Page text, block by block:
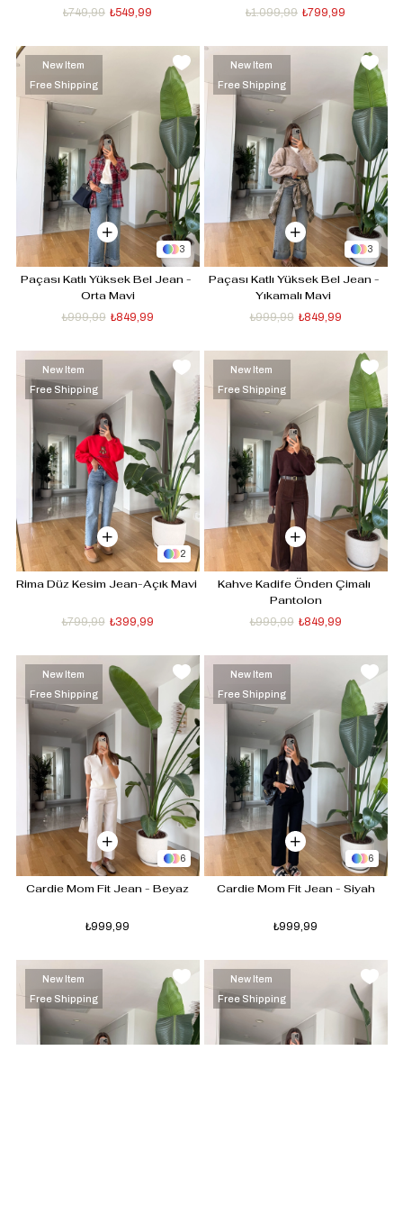
₺549,99
₺749,99 ₺799,99
₺1.099,99
3
Paçası Katlı Yüksek Bel Jean -
Orta Mavi
₺849,99
₺999,99
New Item
Free Shipping
3
Paçası Katlı Yüksek Bel Jean -
Yıkamalı Mavi
₺849,99
₺999,99
New Item
Free Shipping
2
Rima Düz Kesim Jean-Açık Mavi
₺399,99
₺799,99
New Item
Free Shipping
Kahve Kadife Önden Çimalı
Pantolon
₺849,99
₺999,99
New Item
Free Shipping
6
Cardie Mom Fit Jean - Beyaz
₺999,99
New Item
Free Shipping
6
Cardie Mom Fit Jean - Siyah
₺999,99
New Item
Free Shipping
New Item
Free Shipping
New Item
Free Shipping